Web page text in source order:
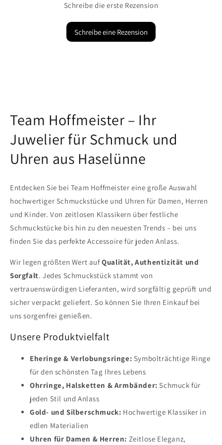
Schreibe die erste Rezension
Schreibe eine Rezension
Team Hoffmeister – Ihr
Juwelier für Schmuck und
Uhren aus Haselünne
Entdecken Sie bei Team Hoffmeister eine große Auswahl
hochwertiger Schmuckstücke und Uhren für Damen, Herren
und Kinder. Von zeitlosen Klassikern über festliche
Schmuckstücke bis hin zu den neuesten Trends – bei uns
finden Sie das perfekte Accessoire für jeden Anlass.
Wir legen größten Wert aufQualität, Authentizität und
Sorgfalt. Jedes Schmuckstück stammt von
vertrauenswürdigen Lieferanten, wird sorgfältig geprüft und
sicher verpackt geliefert. So können Sie Ihren Einkauf bei
uns sorgenfrei genießen.
Unsere Produktvielfalt
Eheringe & Verlobungsringe: Symbolträchtige Ringe
für den schönsten Tag Ihres Lebens
Ohrringe, Halsketten & Armbänder: Schmuck für
jeden Stil und Anlass
Gold- und Silberschmuck: Hochwertige Klassiker in
edlen Materialien
Uhren für Damen & Herren: Zeitlose Eleganz,